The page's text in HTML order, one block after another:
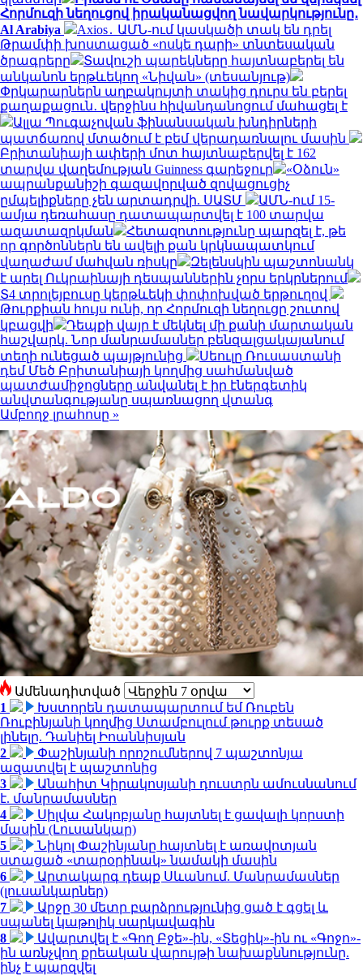
Հորմուզի նեղուցով իրականացվող նավարկությունը․
Al Arabiya
Axios․ ԱՄՆ-ում կասկածի տակ են դրել
Թրամփի խոստացած «ոսկե դարի» տնտեսական
ծրագրերը
Տավուշի պարեկները հայտնաբերել են
անկանոն երթևեկող «Նիվան» (տեսանյութ)
Փրկարարներն աղբակույտի տակից դուրս են բերել
քաղաքացուն․ վերջինս հիվանդանոցում մահացել է
Ալլա Պուգաչովան ֆինանսական խնդիրների
պատճառով մտածում է բեմ վերադառնալու մասին
Բրիտանիայի ափերի մոտ հայտնաբերվել է 162
տարվա վաղեմության Guinness գարեջուր
«Օձուն»
ապրանքանիշի գազավորված զովացուցիչ
ըմպելիքները չեն արտադրվի. ՍԱՏՄ
ԱՄՆ-ում 15-
ամյա դեռահասը դատապարտվել է 100 տարվա
ազատազրկման
Հետազոտությունը պարզել է, թե
որ գործոններն են ավելի քան կրկնապատկում
վաղաժամ մահվան ռիսկը
Զելենսկին պաշտոնանկ
է արել Ուկրաինայի դեսպաններին չորս երկրներում
Տ4 տրոլեյբուսը կերթևեկի փոփոխված երթուղով
Թուրքիան հույս ունի, որ Հորմուզի նեղուցը շուտով
կբացվի
Դեպքի վայր է մեկնել մի քանի մարտական
հաշվարկ. Նոր մանրամասներ բենզալցակայանում
տեղի ունեցած պայթյունից
Սեուլը Ռուսաստանի
դեմ Մեծ Բրիտանիայի կողմից սահմանված
պատժամիջոցները անվանել է իր էներգետիկ
անվտանգությանը սպառնացող վտանգ
Ամբողջ լրահոսը »
Ամենադիտված
1
Խստորեն դատապարտում եմ Ռուբեն
Ռուբինյանի կողմից Ստամբուլում թուրք տեսած
լինելը. Դանիել Իոաննիսյան
2
Փաշինյանի որոշումներով 7 պաշտոնյա
ազատվել է պաշտոնից
3
Անահիտ Կիրակոսյանի դուստրն ամուսնանում
է. մանրամասներ
4
Սիլվա Հակոբյանը հայտնել է ցավալի կորստի
մասին (Լուսանկար)
5
Նիկոլ Փաշինյանը հայտնել է առավոտյան
ստացած «տարօրինակ» նամակի մասին
6
Արտակարգ դեպք Սևանում. Մանրամասներ
(լուսանկարներ)
7
Արջը 30 մետր բարձրությունից ցած է գցել և
սպանել կաթոլիկ սարկավագին
8
Ավարտվել է «Գող Բջե»-ին, «Տեցիկ»-ին ու «Գոջո»-
ին առնչվող քրեական վարույթի նախաքննությունը.
ինչ է պարզվել